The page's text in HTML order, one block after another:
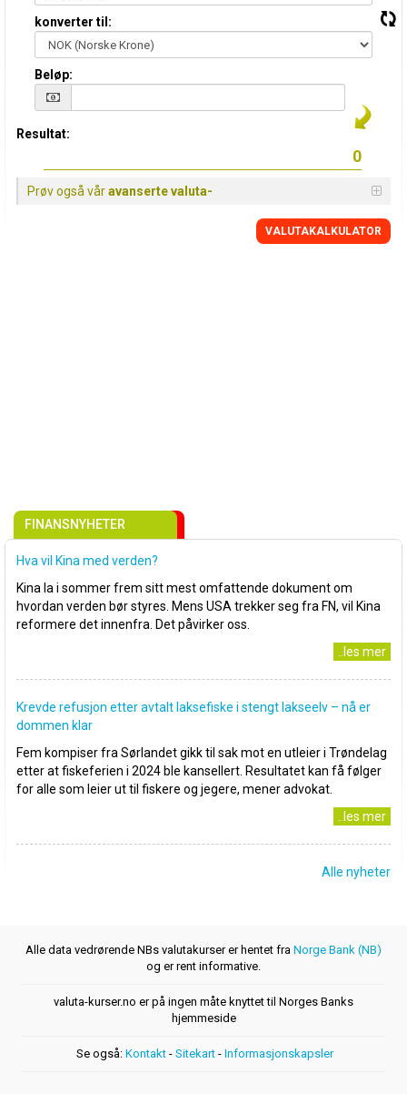
konverter til:
Beløp:
Resultat:
Prøv også våravanserte valuta-
VALUTAKALKULATOR
FINANSNYHETER
Hva vil Kina med verden?
Kina la i sommer frem sitt mest omfattende dokument om
hvordan verden bør styres. Mens USA trekker seg fra FN, vil Kina
reformere det innenfra. Det påvirker oss.
..les mer
Krevde refusjon etter avtalt laksefiske i stengt lakseelv – nå er
dommen klar
Fem kompiser fra Sørlandet gikk til sak mot en utleier i Trøndelag
etter at fiskeferien i 2024 ble kansellert. Resultatet kan få følger
for alle som leier ut til fiskere og jegere, mener advokat.
..les mer
Alle nyheter
Alle data vedrørende NBs valutakurser er hentet fra Norge Bank (NB)
og er rent informative.
valuta-kurser.no er på ingen måte knyttet til Norges Banks
hjemmeside
Se også: Kontakt - Sitekart - Informasjonskapsler